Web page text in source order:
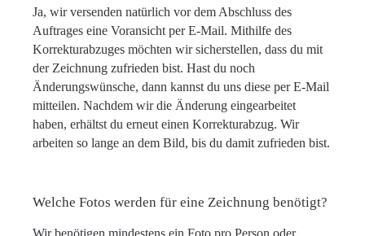
Ja, wir versenden natürlich vor dem Abschluss des
Auftrages eine Voransicht per E-Mail. Mithilfe des
Korrekturabzuges möchten wir sicherstellen, dass du mit
der Zeichnung zufrieden bist. Hast du noch
Änderungswünsche, dann kannst du uns diese per E-Mail
mitteilen. Nachdem wir die Änderung eingearbeitet
haben, erhältst du erneut einen Korrekturabzug. Wir
arbeiten so lange an dem Bild, bis du damit zufrieden bist.
Welche Fotos werden für eine Zeichnung benötigt?
Wir benötigen mindestens ein Foto pro Person oder